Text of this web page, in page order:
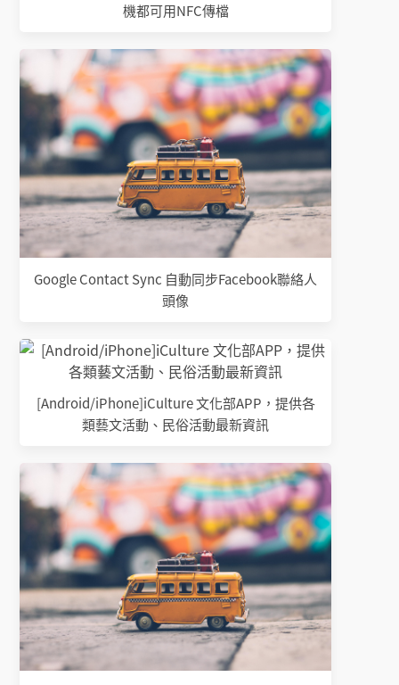
機都可用NFC傳檔
Google Contact Sync 自動同步Facebook聯絡人
頭像
[Android/iPhone]iCulture 文化部APP，提供各
類藝文活動、民俗活動最新資訊